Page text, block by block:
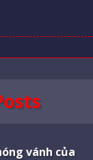
vánh của